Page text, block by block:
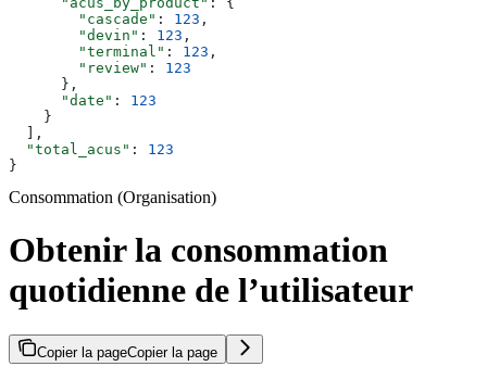
        "cascade"
: 123 ,
        "devin"
: 123 ,
        "terminal"
: 123 ,
        "review"
: 123
      },
      "date"
: 123
    }
  ],
  "total_acus"
: 123
}
Consommation (Organisation)
Obtenir la consommation
quotidienne de l’utilisateur
Copier la pageCopier la page